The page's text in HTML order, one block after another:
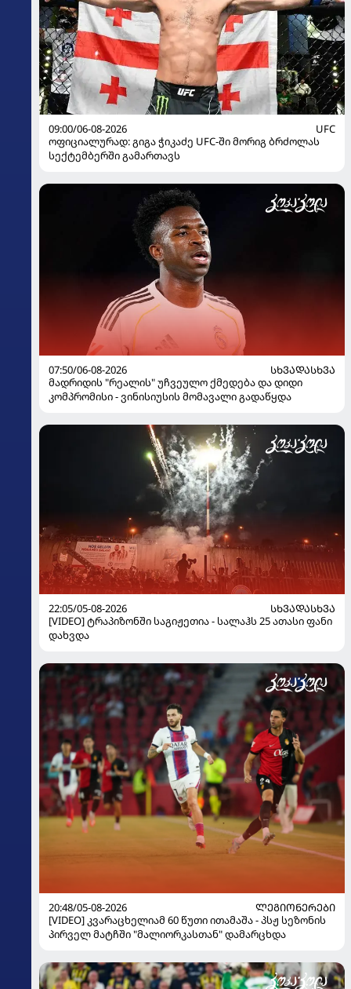
09:00/06-08-2026
UFC
ოფიციალურად: გიგა ჭიკაძე UFC-ში მორიგ ბრძოლას
სექტემბერში გამართავს
07:50/06-08-2026
ᲡᲮᲕᲐᲓᲐᲡᲮᲕᲐ
მადრიდის "რეალის" უჩვეულო ქმედება და დიდი
კომპრომისი - ვინისიუსის მომავალი გადაწყდა
22:05/05-08-2026
ᲡᲮᲕᲐᲓᲐᲡᲮᲕᲐ
[VIDEO] ტრაპიზონში საგიჟეთია - სალაჰს 25 ათასი ფანი
დახვდა
20:48/05-08-2026
ᲚᲔᲒᲘᲝᲜᲔᲠᲔᲑᲘ
[VIDEO] კვარაცხელიამ 60 წუთი ითამაშა - პსჟ სეზონის
პირველ მატჩში "მალიორკასთან" დამარცხდა